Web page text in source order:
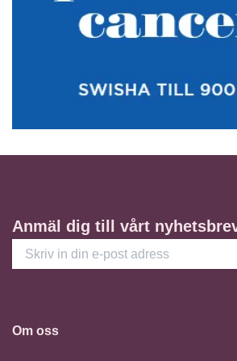
Anmäl dig till vårt
Om oss